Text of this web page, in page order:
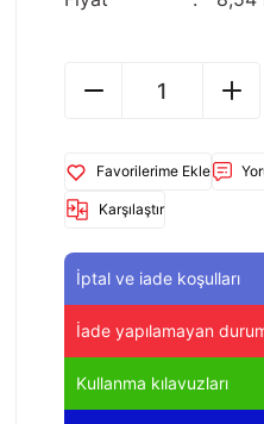
Karşılaştır
İptal ve iade koşulları
İade yapılamayan
Kullanma kılavuzları